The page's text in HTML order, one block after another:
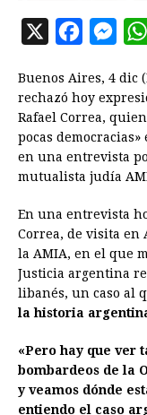
X
c
e
b
o
k
M
s
s
e
n
e
Buenos Aires, 4 dic
rechazó hoy
Rafael Correa,
pocas
en una entrevista
mutualista judía
En una entrevista
Correa, de visita en
la AMIA, en el que
Justicia argentina
libanés, un caso al
la historia
«Pero hay que ver
bombardeos de la
y veamos dónde
entiendo el caso